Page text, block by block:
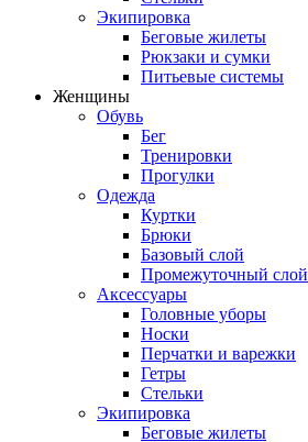
Экипировка
Беговые жилеты
Рюкзаки и сумки
Питьевые системы
Женщины
Обувь
Бег
Тренировки
Прогулки
Одежда
Куртки
Брюки
Базовый слой
Промежуточный слой
Аксессуары
Головные уборы
Носки
Перчатки и варежки
Гетры
Стельки
Экипировка
Беговые жилеты